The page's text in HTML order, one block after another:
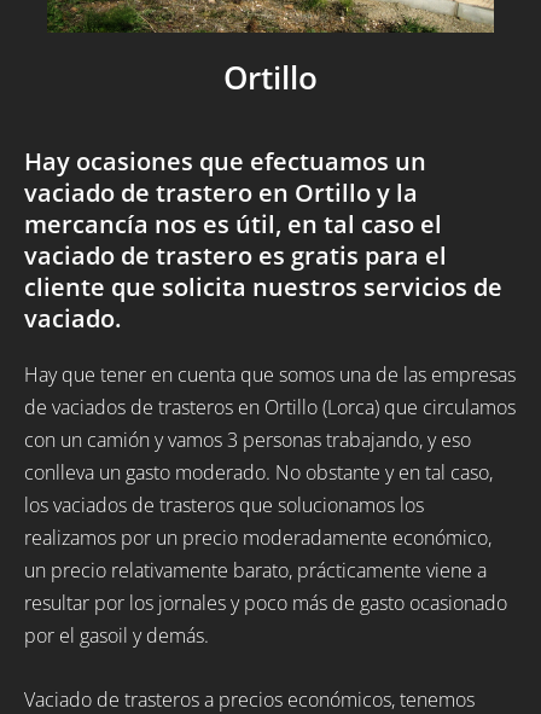
Ortillo
Hay ocasiones que efectuamos un
vaciado de trastero en Ortillo y la
mercancía nos es útil, en tal caso el
vaciado de trastero es gratis para el
cliente que solicita nuestros servicios de
vaciado.
Hay que tener en cuenta que somos una de las empresas
de vaciados de trasteros en Ortillo (Lorca) que circulamos
con un camión y vamos 3 personas trabajando, y eso
conlleva un gasto moderado. No obstante y en tal caso,
los vaciados de trasteros que solucionamos los
realizamos por un precio moderadamente económico,
un precio relativamente barato, prácticamente viene a
resultar por los jornales y poco más de gasto ocasionado
por el gasoil y demás.
Vaciado de trasteros a precios económicos, tenemos